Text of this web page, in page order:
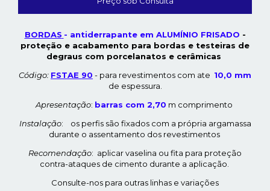
BORDAS - antiderrapante em ALUMÍNIO FRISADO -
proteção e acabamento para bordas e testeiras de
degraus com porcelanatos e cerâmicas
Código: FSTAE 90 - para revestimentos com ate 10,0 mm
de espessura.
Apresentação: barras com 2,70 m comprimento
Instalação: os perfis são fixados com a própria argamassa
durante o assentamento dos revestimentos
Recomendação: aplicar vaselina ou fita para proteção
contra-ataques de cimento durante a aplicação.
Consulte-nos para outras linhas e variações